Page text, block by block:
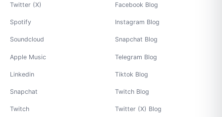
Twitter (X)
Spotify
Soundcloud
Apple Music
Linkedin
Snapchat
Twitch
Facebook Blog
Instagram Blog
Snapchat Blog
Telegram Blog
Tiktok Blog
Twitch Blog
Twitter (X) Blog